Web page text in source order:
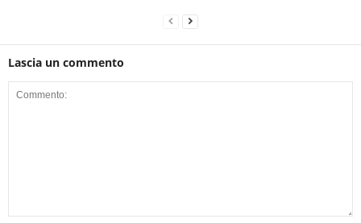
Lascia un commento